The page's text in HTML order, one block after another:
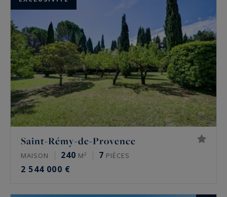
Saint-Rémy-de-Provence
MAISON 240 M² 7 PIÈCES
2 544 000 €